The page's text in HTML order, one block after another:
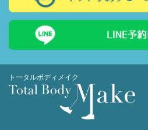
トータルボディメイク